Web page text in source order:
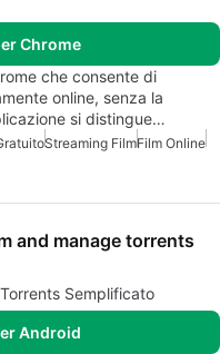
Chrome
che consente di
online, senza la
si distingue…
Streaming FilmFilm Online
and manage torrents
Semplificato
Android